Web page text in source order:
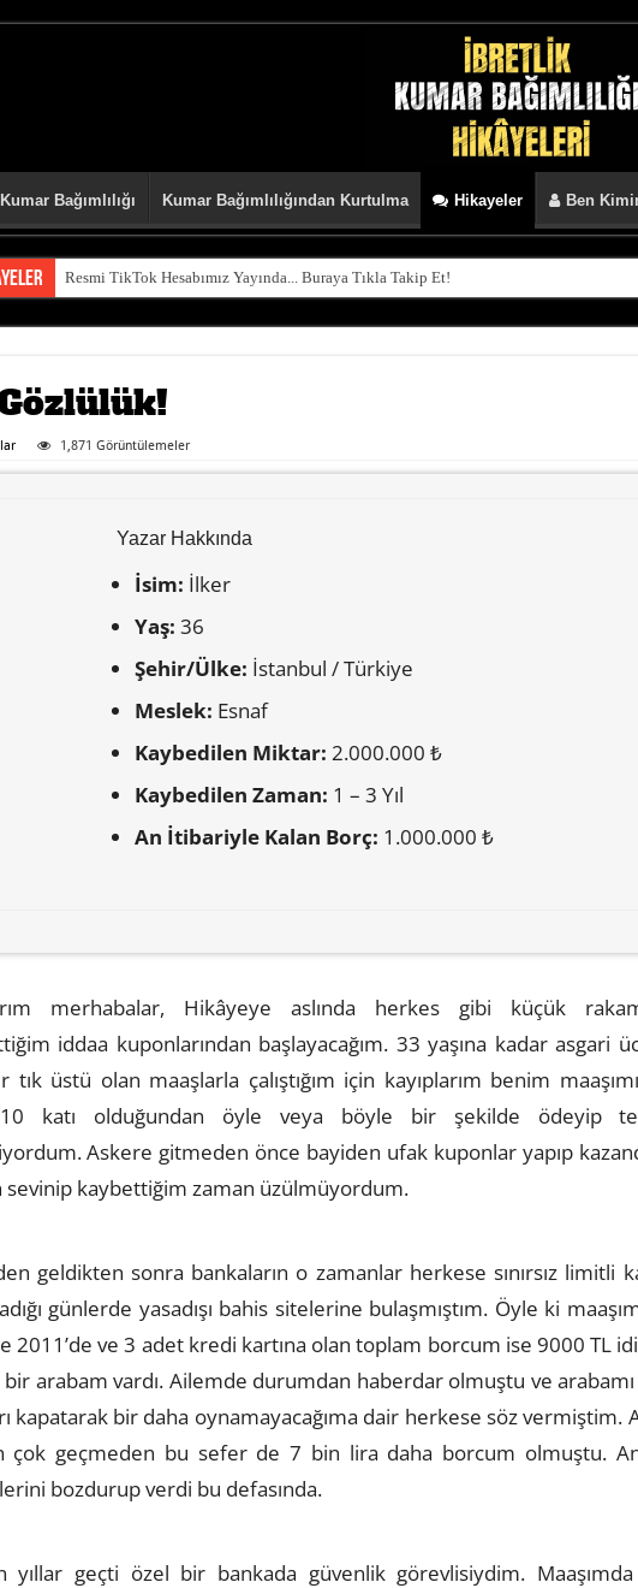
Kumar Bağımlılığı Kumar Bağımlılığından Kurtulma Hikayeler Ben
Resmi TikTok Hesabımız Yayında... Buraya Tıkla Takip Et!
1,871 Görüntülemeler
Yazar Hakkında
İsim: İlker
Yaş: 36
Şehir/Ülke: İstanbul / Türkiye
Meslek: Esnaf
Kaybedilen Miktar: 2.000.000 ₺
Kaybedilen Zaman: 1 – 3 Yıl
An İtibariyle Kalan Borç: 1.000.000 ₺
merhabalar, Hikâyeye aslında herkes gibi küçük
iddaa kuponlarından başlayacağım. 33 yaşına kadar asgari
tık üstü olan maaşlarla çalıştığım için kayıplarım benim
katı olduğundan öyle veya böyle bir şekilde ödeyip
Askere gitmeden önce bayiden ufak kuponlar yapıp
sevinip kaybettiğim zaman üzülmüyordum.
geldikten sonra bankaların o zamanlar herkese sınırsız limitli
günlerde yasadışı bahis sitelerine bulaşmıştım. Öyle ki
2011’de ve 3 adet kredi kartına olan toplam borcum ise 9000 TL
arabam vardı. Ailemde durumdan haberdar olmuştu ve arabamı
kapatarak bir daha oynamayacağıma dair herkese söz vermiştim.
çok geçmeden bu sefer de 7 bin lira daha borcum olmuştu.
bozdurup verdi bu defasında.
yıllar geçti özel bir bankada güvenlik görevlisiydim.